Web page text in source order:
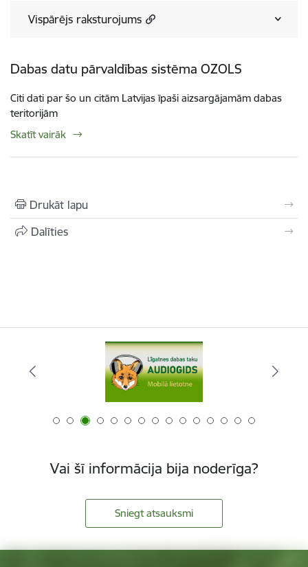
Vispārējs raksturojums
Dabas datu pārvaldības sistēma OZOLS
Citi dati par šo un citām Latvijas īpaši aizsargājamām dabas
teritorijām
Skatīt vairāk
Drukāt lapu
Dalīties
Vai šī informācija bija noderīga?
Sniegt atsauksmi